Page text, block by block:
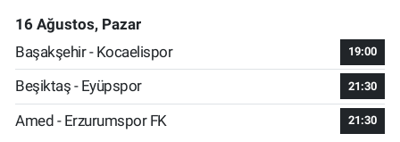
16 Ağustos, Pazar
Başakşehir - Kocaelispor
19:00
Beşiktaş - Eyüpspor 21:30
Amed - Erzurumspor FK 21:30